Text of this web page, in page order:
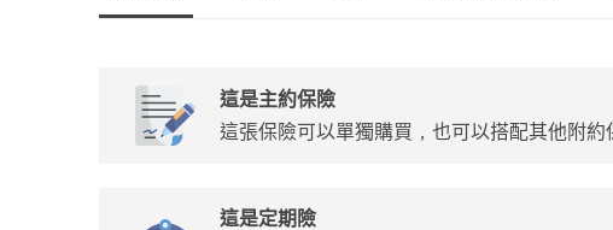
這是主約保險
這張保險可以單獨購買，也可以搭配其他附約
這是定期險